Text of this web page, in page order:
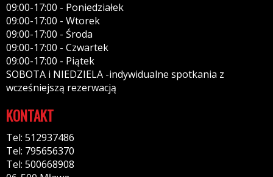
09:00-17:00 - Poniedziałek
09:00-17:00 - Wtorek
09:00-17:00 - Środa
09:00-17:00 - Czwartek
09:00-17:00 - Piątek
SOBOTA i NIEDZIELA -indywidualne spotkania z
wcześniejszą rezerwacją
KONTAKT
Tel: 512937486
Tel: 795656370
Tel: 500668908